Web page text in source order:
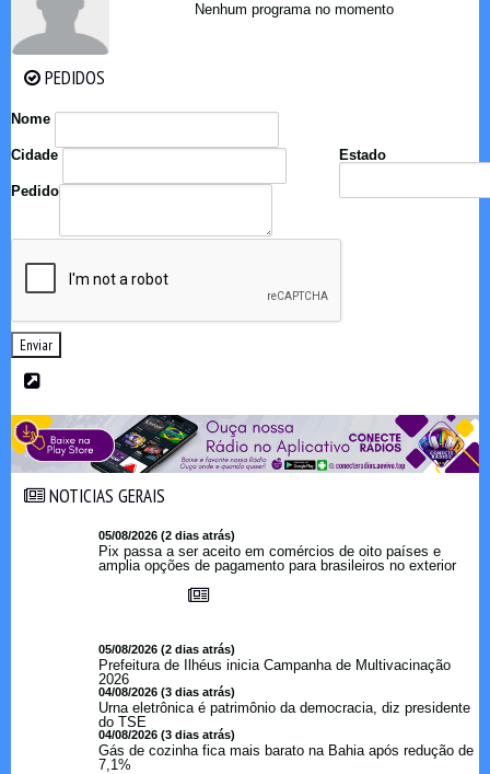
Nenhum programa no momento
PEDIDOS
Nome
Cidade Estado
Pedido
Enviar
NOTICIAS GERAIS
05/08/2026 (2 dias atrás)
Pix passa a ser aceito em comércios de oito países e
amplia opções de pagamento para brasileiros no exterior
05/08/2026 (2 dias atrás)
Prefeitura de Ilhéus inicia Campanha de Multivacinação
2026
04/08/2026 (3 dias atrás)
Urna eletrônica é patrimônio da democracia, diz presidente
do TSE
04/08/2026 (3 dias atrás)
Gás de cozinha fica mais barato na Bahia após redução de
7,1%